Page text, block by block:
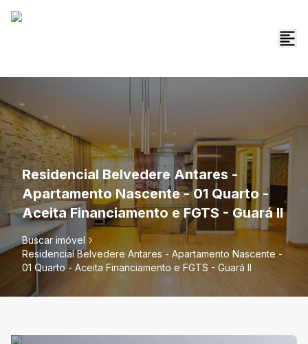
Residencial Belvedere Antares -
Apartamento Nascente - 01 Quarto -
Aceita Financiamento e FGTS - Guará II
Buscar imóvel
Residencial Belvedere Antares - Apartamento Nascente -
01 Quarto - Aceita Financiamento e FGTS - Guará II